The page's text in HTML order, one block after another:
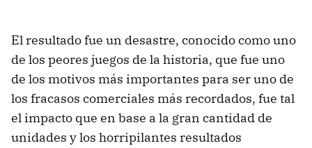
El resultado fue un desastre, conocido como uno
de los peores juegos de la historia, que fue uno
de los motivos más importantes para ser uno de
los fracasos comerciales más recordados, fue tal
el impacto que en base a la gran cantidad de
unidades y los horripilantes resultados